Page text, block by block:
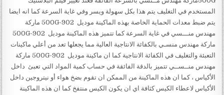
المستخدم في التغليف يتم هذا بكل سهولة ويسر وفي غاية السرعة كما انه ايضا
يتم ضبط معدات الحماية الخاصة بهذه الماكينة موديل 902-500G ماركة
مهندس منـــسي في غاية السرعة كما تتميز هذه الماكينة موديل 902-500G
ماركة مهندس منسـي بالكفائة الانتاجية العالية مما يجعلها تعد من أعلي ماكينات
التعبئة والتغليف في الكفائة الانتاجية كما ان ماكينة موديل 902-500G ماركة
مهندس منــســي تتميز بالدقة الفائقة في حساب كمية المواد التي تعبئ داخل
الأكياس ، كما ان هذه الماكينة من الممكن ان تقوم بضخ هواء أو نيتروجين داخل
الأكياس لاعطاء الكيس كثافة اي ان يكون الكيس منتفخ كما ان هذه الماكينة